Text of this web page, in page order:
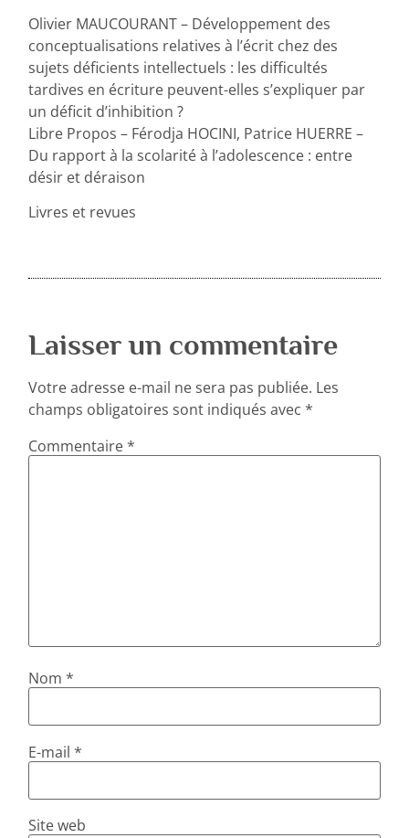
Olivier MAUCOURANT – Développement des
conceptualisations relatives à l’écrit chez des
sujets déficients intellectuels : les difficultés
tardives en écriture peuvent-elles s’expliquer par
un déficit d’inhibition ?
Libre Propos – Férodja HOCINI, Patrice HUERRE –
Du rapport à la scolarité à l’adolescence : entre
désir et déraison
Livres et revues
Laisser un commentaire
Votre adresse e-mail ne sera pas publiée. Les
champs obligatoires sont indiqués avec*
Commentaire*
Nom*
E-mail*
Site web